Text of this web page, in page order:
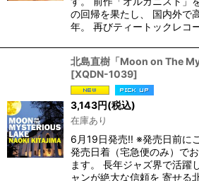
の回帰を果たし、 国内外で
年。 再びティートックレコ
北島直樹「Moon on The
[XQDN-1039]
3,143円(税込)
在庫あり
6月19日発売!! ※発売日前に
発売日着（宅急便のみ）で
ます。 長年ジャズ界で活躍
ャンが絶大な信頼を 寄せる